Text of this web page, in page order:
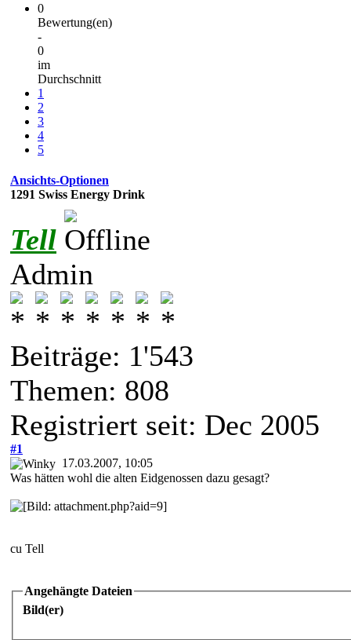
0
Bewertung(en)
-
0
im
Durchschnitt
1
2
3
4
5
Ansichts-Optionen
1291 Swiss Energy Drink
Tell
Admin
Beiträge: 1'543
Themen: 808
Registriert seit: Dec 2005
#1
17.03.2007, 10:05
Was hätten wohl die alten Eidgenossen dazu gesagt?
cu Tell
Angehängte Dateien
Bild(er)